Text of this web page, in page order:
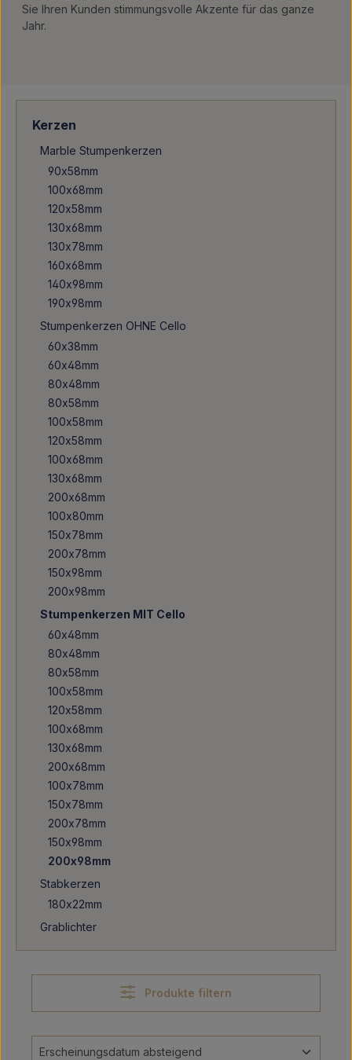
Sie Ihren Kunden stimmungsvolle Akzente für das ganze
Jahr.
Kerzen
Marble Stumpenkerzen
90x58mm
100x68mm
120x58mm
130x68mm
130x78mm
160x68mm
140x98mm
190x98mm
Stumpenkerzen OHNE Cello
60x38mm
60x48mm
80x48mm
80x58mm
100x58mm
120x58mm
100x68mm
130x68mm
200x68mm
100x80mm
150x78mm
200x78mm
150x98mm
200x98mm
Stumpenkerzen MIT Cello
60x48mm
80x48mm
80x58mm
100x58mm
120x58mm
100x68mm
130x68mm
200x68mm
100x78mm
150x78mm
200x78mm
150x98mm
200x98mm
Stabkerzen
180x22mm
Grablichter
Produkte filtern